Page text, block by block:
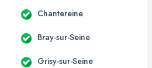
Chantereine
Bray-sur-Seine
Grisy-sur-Seine